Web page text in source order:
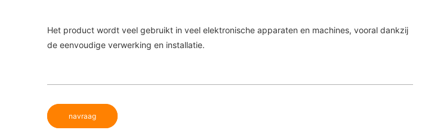
Het product wordt veel gebruikt in veel elektronische apparaten en machines, vooral dankzij
de eenvoudige verwerking en installatie.
navraag